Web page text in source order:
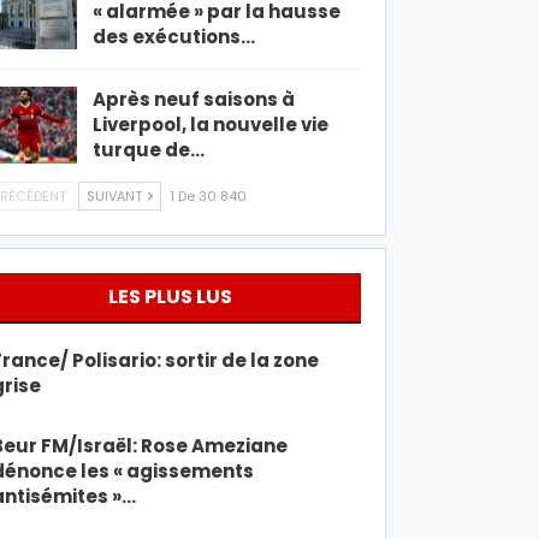
« alarmée » par la hausse
des exécutions…
Après neuf saisons à
Liverpool, la nouvelle vie
turque de…
SUIVANT 1 De 30 840
LES PLUS LUS
Polisario: sortir de la zone
FM/Israël: Rose Ameziane
les « agissements
»…